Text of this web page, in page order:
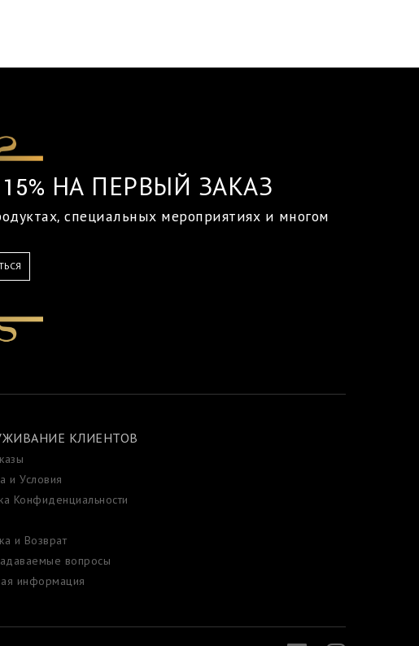
НА ПЕРВЫЙ ЗАКАЗ
специальных мероприятиях и многом
КЛИЕНТОВ
и Условия
Конфиденциальности
и Возврат
вопросы
информация